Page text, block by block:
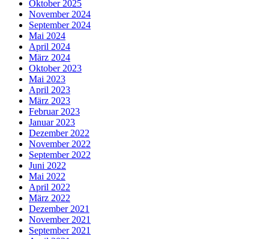
Oktober 2025
November 2024
September 2024
Mai 2024
April 2024
März 2024
Oktober 2023
Mai 2023
April 2023
März 2023
Februar 2023
Januar 2023
Dezember 2022
November 2022
September 2022
Juni 2022
Mai 2022
April 2022
März 2022
Dezember 2021
November 2021
September 2021